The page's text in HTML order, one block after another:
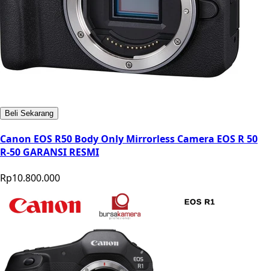
Beli Sekarang
Canon EOS R50 Body Only Mirrorless Camera EOS R 50
R-50 GARANSI RESMI
Rp10.800.000